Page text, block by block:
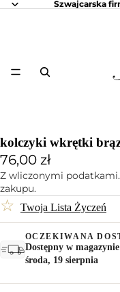
Szwajcarska
kolczyki wkrętki
76,00 zł
Z wliczonymi
zakupu.
☆ Twoja Lista Życzeń
OCZEKIWANA
Dostępny w
środa, 19 sierpnia